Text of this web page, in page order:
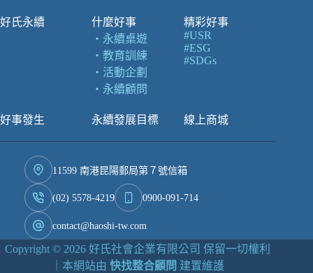
好氏永續
什麼好事
・ 永續桌遊
・教育訓練
・ 活動企劃
・ 永續顧問
精彩好事
#USR
#ESG
#SDGs
好事發生 永續發展目標 線上商城
11599 南港昆陽郵局第７號信箱
(02) 5578-4219 0900-091-714
contact@haoshi-tw.com
Copyright © 2026 好氏社會企業有限公司 保留一切權利
｜本網站由快找整合顧問 建置維護